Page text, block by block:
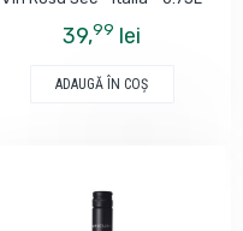
39,99 lei
ADAUGĂ ÎN COŞ